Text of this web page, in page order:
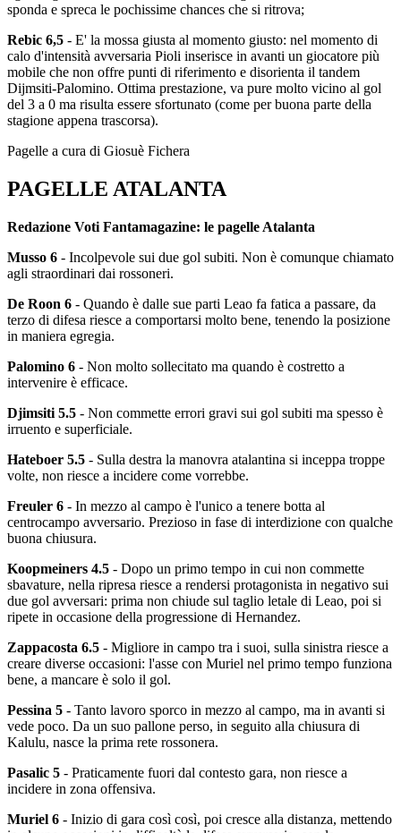
sponda e spreca le pochissime chances che si ritrova;
Rebic 6,5 - E' la mossa giusta al momento giusto: nel momento di
calo d'intensità avversaria Pioli inserisce in avanti un giocatore più
mobile che non offre punti di riferimento e disorienta il tandem
Dijmsiti-Palomino. Ottima prestazione, va pure molto vicino al gol
del 3 a 0 ma risulta essere sfortunato (come per buona parte della
stagione appena trascorsa).
Pagelle a cura di Giosuè Fichera
PAGELLE ATALANTA
Redazione Voti Fantamagazine: le pagelle Atalanta
Musso 6 - Incolpevole sui due gol subiti. Non è comunque chiamato
agli straordinari dai rossoneri.
De Roon 6 - Quando è dalle sue parti Leao fa fatica a passare, da
terzo di difesa riesce a comportarsi molto bene, tenendo la posizione
in maniera egregia.
Palomino 6 - Non molto sollecitato ma quando è costretto a
intervenire è efficace.
Djimsiti 5.5 - Non commette errori gravi sui gol subiti ma spesso è
irruento e superficiale.
Hateboer 5.5 - Sulla destra la manovra atalantina si inceppa troppe
volte, non riesce a incidere come vorrebbe.
Freuler 6 - In mezzo al campo è l'unico a tenere botta al
centrocampo avversario. Prezioso in fase di interdizione con qualche
buona chiusura.
Koopmeiners 4.5 - Dopo un primo tempo in cui non commette
sbavature, nella ripresa riesce a rendersi protagonista in negativo sui
due gol avversari: prima non chiude sul taglio letale di Leao, poi si
ripete in occasione della progressione di Hernandez.
Zappacosta 6.5 - Migliore in campo tra i suoi, sulla sinistra riesce a
creare diverse occasioni: l'asse con Muriel nel primo tempo funziona
bene, a mancare è solo il gol.
Pessina 5 - Tanto lavoro sporco in mezzo al campo, ma in avanti si
vede poco. Da un suo pallone perso, in seguito alla chiusura di
Kalulu, nasce la prima rete rossonera.
Pasalic 5 - Praticamente fuori dal contesto gara, non riesce a
incidere in zona offensiva.
Muriel 6 - Inizio di gara così così, poi cresce alla distanza, mettendo